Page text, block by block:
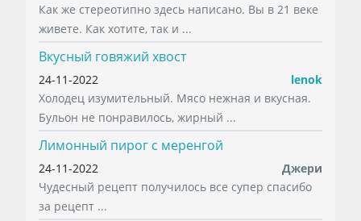
Как же стереотипно здесь написано. Вы в 21 веке
живете. Как хотите, так и ...
Вкусный говяжий хвост
24-11-2022
lenok
Холодец изумительный. Мясо нежная и вкусная.
Бульон не понравилось, жирный ...
Лимонный пирог с меренгой
24-11-2022
Джери
Чудесный рецепт получилось все супер спасибо
за рецепт ...